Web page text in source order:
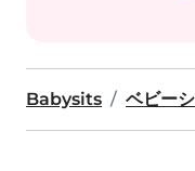
Babysits ベビー